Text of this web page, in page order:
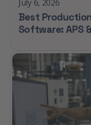
July 6, 2026
Best
Software: APS